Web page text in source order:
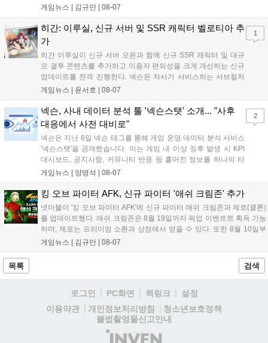
11일부터는 게임 실행 시 할인 쿠폰을 지급하는 오픈 기념 이벤트도 진
있는 환경을 조성해 창작자와 이용자 모두에게 새로운 경험을 제공할 것
으로 기대된다....
게임뉴스 | 김규만 08-07
히간: 이루실, 신규 서버 및 SSR 캐릭터 벨로티아 추
가
히간 이루실이 신규 서버 오픈과 함께 신규 SSR 캐릭터 및 대규
모 결투 콘텐츠를 추가하고 이용자 편의성을 크게 개선하는 신규
업데이트를 전격 진행한다. 넥슨은 자사가 서비스하는 서브컬처
게임 히간 이루실에 신규 서버 'world3'을 개설하고 신규 캐릭터
이번 업데이트를 통해 어둠 속 서큐버스...
게임뉴스 | 윤서호 08-07
1
넥슨, 사내 데이터 분석 툴 '넥슨스탯' 소개... "사후
대응에서 사전 대비로"
넥슨은 지난 6일 넥슨 태그를 통해 게임 운영 데이터 분석 서비스
'넥슨스탯'을 공개했습니다. 이는 게임 내 이상 징후 발생 시 KPI
대시보드, 공지사항, 커뮤니티 반응 등 흩어진 정보를 하나의 타
임라인에 연결해 원인을 빠르게 파악하도록 돕는 관제 허브입니
중심의 운영 방식을 사전 대비 체계로 전환하며 데이터 기반의 효
율적인 의사결정을 지원하고 있습니다....
게임뉴스 | 양영석 08-07
2
킹 오브 파이터 AFK, 신규 파이터 '애쉬 크림존' 추가
넷마블이 '킹 오브 파이터 AFK'에 신규 파이터 애쉬 크림존과 제로(클론)
를 업데이트했다. 애쉬 크림존은 8월 19일까지 픽업 이벤트로 획득 가능
하며, 제로는 프리미엄 소환과 상점에서 얻을 수 있다. 또한 8월 10일부
터 14일까지 럭키 엘피 이벤트로 론을, 13일부터 26일까지 트로피칼 아
게임뉴스 | 김규만 08-07
목록 검색
로그인 PC화면 퀵링크
설정
이용약관
개인정보처리방침
청소년보호정책
불법촬영물신고안내
(주)